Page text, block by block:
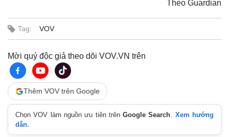
Theo Guardian
Tag: VOV
Mời quý độc giả theo dõi VOV.VN trên
Thêm VOV trên Google
Chọn VOV làm nguồn ưu tiên trênGoogle Search. Xem hướng
dẫn.